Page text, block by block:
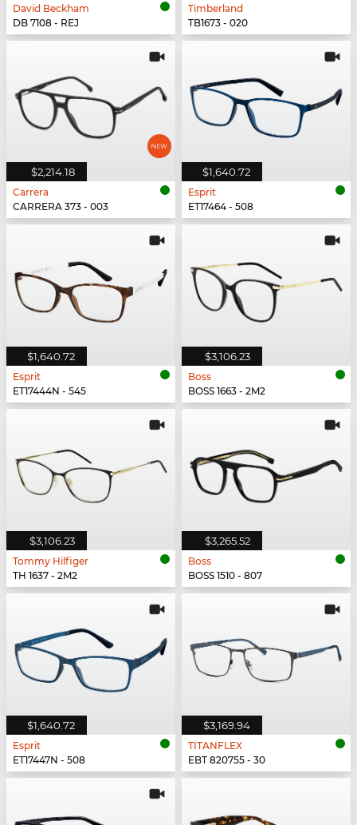
David Beckham
DB 7108 - REJ
Timberland
TB1673 - 020
$2,214.18
Carrera
CARRERA 373 - 003
$1,640.72
Esprit
ET17464 - 508
$1,640.72
Esprit
ET17444N - 545
$3,106.23
Boss
BOSS 1663 - 2M2
$3,106.23
Tommy Hilfiger
TH 1637 - 2M2
$3,265.52
Boss
BOSS 1510 - 807
$1,640.72
Esprit
ET17447N - 508
$3,169.94
TITANFLEX
EBT 820755 - 30